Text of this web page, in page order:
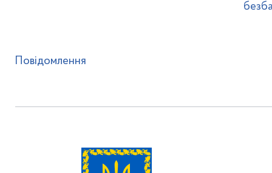
Повідомлення